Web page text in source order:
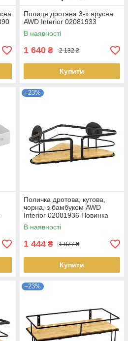
Полиця дротяна 3-х ярусна
AWD Interior 02081933
В наявності
1 640 ₴ 2 132 ₴
Купити
–23%
Поличка дротова, кутова,
чорна, з бамбуком AWD
Interior 02081936 Новинка
В наявності
1 444 ₴ 1 877 ₴
Купити
–23%